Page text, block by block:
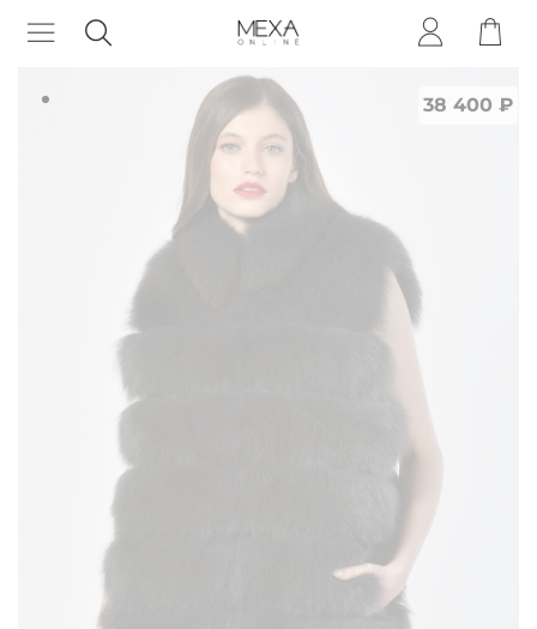
38 400 ₽